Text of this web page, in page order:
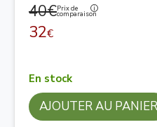
40€Prix de
comparaison
32€
En stock
AJOUTER AU PANIER